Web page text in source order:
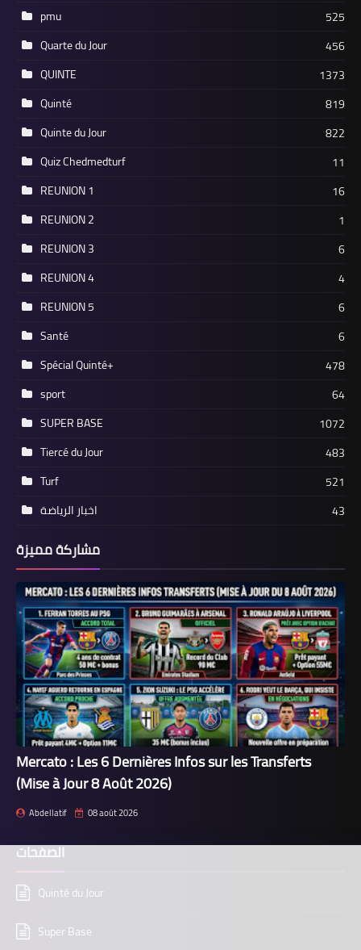
pmu
525
Quarte du Jour
456
QUINTE
1373
Quinté
819
Quinte du Jour
822
Quiz Chedmedturf
11
REUNION 1
16
REUNION 2
1
REUNION 3
6
REUNION 4
4
REUNION 5
6
Santé
6
Spécial Quinté+
478
sport
64
SUPER BASE
1072
Tiercé du Jour
483
Turf
521
اخبار الرياضة
43
مشاركة مميزة
Mercato : Les 6 Dernières Infos sur les Transferts
(Mise à Jour 8 Août 2026)
Abdellatif 08 août 2026
الصفحات
Quinté du Jour
Super Base